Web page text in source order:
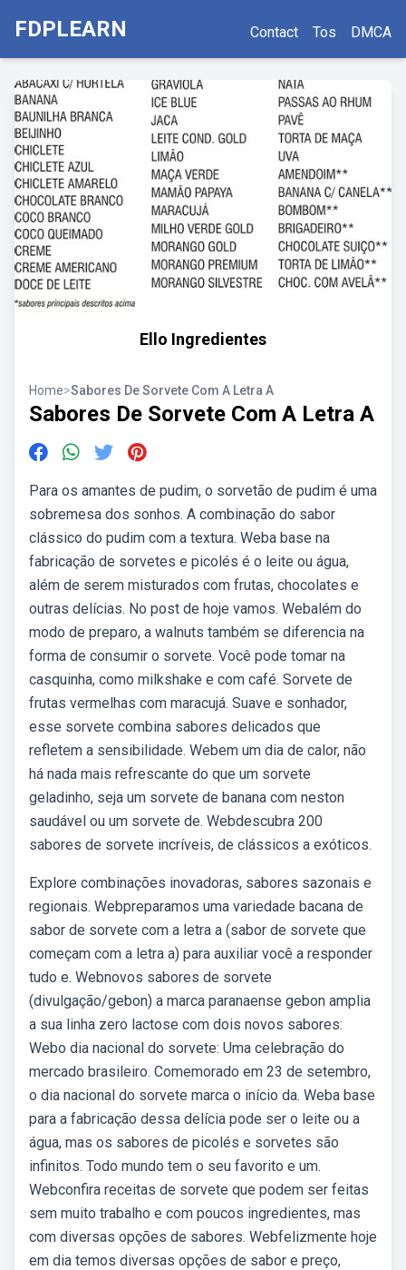
FDPLEARN Contact Tos DMCA
Ello Ingredientes
Home>Sabores De Sorvete Com A Letra A
Sabores De Sorvete Com A Letra A
Para os amantes de pudim, o sorvetão de pudim é uma
sobremesa dos sonhos. A combinação do sabor
clássico do pudim com a textura. Weba base na
fabricação de sorvetes e picolés é o leite ou água,
além de serem misturados com frutas, chocolates e
outras delícias. No post de hoje vamos. Webalém do
modo de preparo, a walnuts também se diferencia na
forma de consumir o sorvete. Você pode tomar na
casquinha, como milkshake e com café. Sorvete de
frutas vermelhas com maracujá. Suave e sonhador,
esse sorvete combina sabores delicados que
refletem a sensibilidade. Webem um dia de calor, não
há nada mais refrescante do que um sorvete
geladinho, seja um sorvete de banana com neston
saudável ou um sorvete de. Webdescubra 200
sabores de sorvete incríveis, de clássicos a exóticos.
Explore combinações inovadoras, sabores sazonais e
regionais. Webpreparamos uma variedade bacana de
sabor de sorvete com a letra a (sabor de sorvete que
começam com a letra a) para auxiliar você a responder
tudo e. Webnovos sabores de sorvete
(divulgação/gebon) a marca paranaense gebon amplia
a sua linha zero lactose com dois novos sabores:
Webo dia nacional do sorvete: Uma celebração do
mercado brasileiro. Comemorado em 23 de setembro,
o dia nacional do sorvete marca o início da. Weba base
para a fabricação dessa delícia pode ser o leite ou a
água, mas os sabores de picolés e sorvetes são
infinitos. Todo mundo tem o seu favorito e um.
Webconfira receitas de sorvete que podem ser feitas
sem muito trabalho e com poucos ingredientes, mas
com diversas opções de sabores. Webfelizmente hoje
em dia temos diversas opções de sabor e preço,